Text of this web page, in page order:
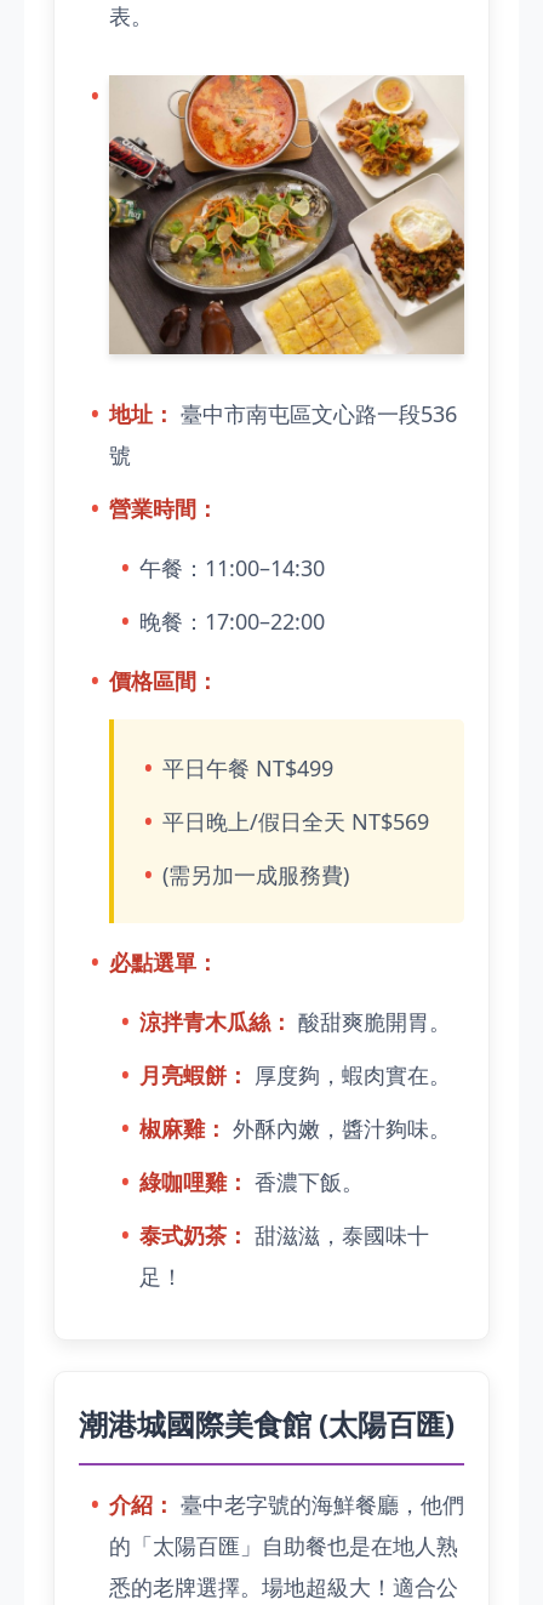
表。
地址： 臺中市南屯區文心路一段536
號
營業時間：
午餐：11:00–14:30
晚餐：17:00–22:00
價格區間：
平日午餐 NT$499
平日晚上/假日全天 NT$569
(需另加一成服務費)
必點選單：
涼拌青木瓜絲： 酸甜爽脆開胃。
月亮蝦餅： 厚度夠，蝦肉實在。
椒麻雞： 外酥內嫩，醬汁夠味。
綠咖哩雞： 香濃下飯。
泰式奶茶： 甜滋滋，泰國味十
足！
潮港城國際美食館 (太陽百匯)
介紹： 臺中老字號的海鮮餐廳，他們
的「太陽百匯」自助餐也是在地人熟
悉的老牌選擇。場地超級大！適合公